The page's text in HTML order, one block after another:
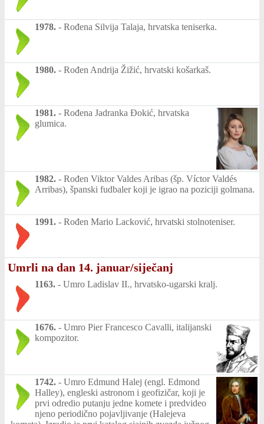
1978. - Rođena Silvija Talaja, hrvatska teniserka.
1980. - Rođen Andrija Žižić, hrvatski košarkaš.
1981. - Rođena Jadranka Đokić, hrvatska
glumica.
1982. - Rođen Viktor Valdes Aribas (šp. Víctor Valdés
Arribas), španski fudbaler koji je igrao na poziciji golmana.
1991. - Rođen Mario Lacković, hrvatski stolnoteniser.
Umrli na dan 14. januar/siječanj
1163. - Umro Ladislav II., hrvatsko-ugarski kralj.
1676. - Umro Pier Francesco Cavalli, italijanski
kompozitor.
1742. - Umro Edmund Halej (engl. Edmond
Halley), engleski astronom i geofizičar, koji je
prvi odredio putanju jedne komete i predvideo
njeno periodično pojavljivanje (Halejeva